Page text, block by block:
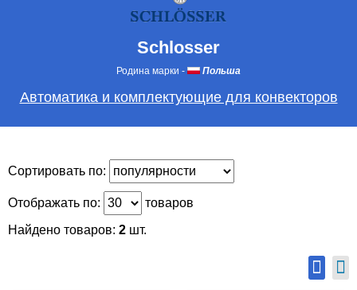
Schlosser
Родина марки - Польша
Автоматика и комплектующие для конвекторов
Сортировать по:
Отображать по:
товаров
Найдено товаров: 2 шт.